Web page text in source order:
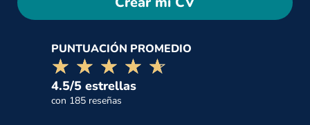
PUNTUACIÓN PROMEDIO
☆☆☆☆☆
★★★★★
4.5/5 estrellas
con 185 reseñas